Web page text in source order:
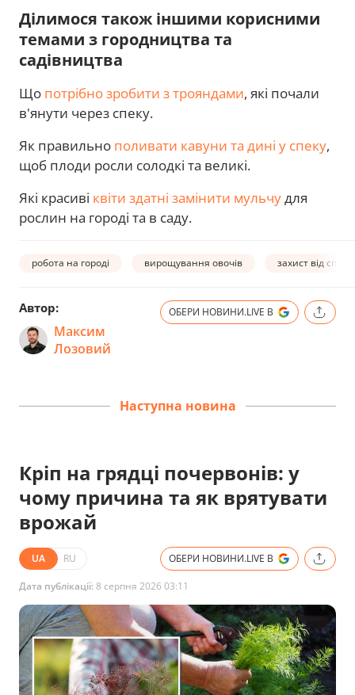
Ділимося також іншими корисними
темами з городництва та
садівництва
Що потрібно зробити з трояндами, які почали
в'янути через спеку.
Як правильно поливати кавуни та дині у спеку,
щоб плоди росли солодкі та великі.
Які красиві квіти здатні замінити мульчудля
рослин на городі та в саду.
робота на городі вирощування овочів захист від спеки
Автор:
Максим
Лозовий
ОБЕРИ НОВИНИ.LIVE В
Наступна новина
Кріп на грядці почервонів: у
чому причина та як врятувати
врожай
UA RU ОБЕРИ НОВИНИ.LIVE В
Дата публікації:8 серпня 2026 03:11